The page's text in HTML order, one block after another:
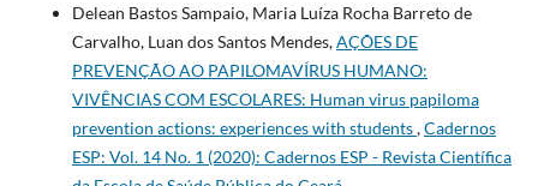
Delean Bastos Sampaio, Maria Luíza Rocha Barreto de
Carvalho, Luan dos Santos Mendes,AÇÕES DE
PREVENÇÃO AO PAPILOMAVÍRUS HUMANO:
VIVÊNCIAS COM ESCOLARES: Human virus papiloma
prevention actions: experiences with students,Cadernos
ESP: Vol. 14 No. 1 (2020): Cadernos ESP - Revista Cientí­fica